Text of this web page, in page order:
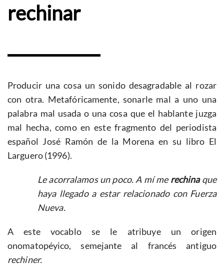
rechinar
Producir una cosa un sonido desagradable al rozar
con otra. Metafóricamente, sonarle mal a uno una
palabra mal usada o una cosa que el hablante juzga
mal hecha, como en este fragmento del periodista
español José Ramón de la Morena en su libro El
Larguero (1996).
Le acorralamos un poco. A mí merechinaque
haya llegado a estar relacionado con Fuerza
Nueva.
A este vocablo se le atribuye un origen
onomatopéyico, semejante al francés antiguo
rechiner.